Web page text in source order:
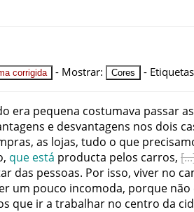
corrigida - Mostrar: Cores - Etiquetas
era pequena costumava passaras
e desvantagens nos dois
, as lojas, tudo o que
, que está producta pelos carros,
das pessoas. Por isso, viver no
um pouco incomoda, porque não
que ira trabalhar no centro da